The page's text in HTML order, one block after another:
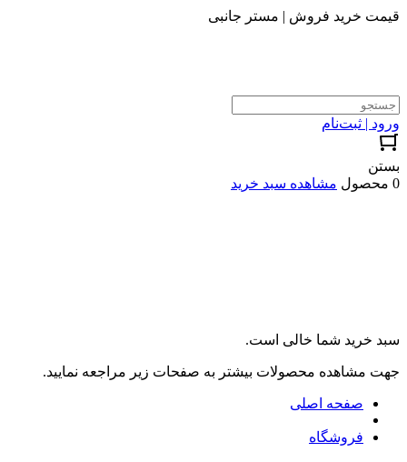
قیمت خرید فروش | مستر جانبی
ورود | ثبت‌نام
بستن
0 محصول
مشاهده سبد خرید
سبد خرید شما خالی است.
جهت مشاهده محصولات بیشتر به صفحات زیر مراجعه نمایید.
صفحه اصلی
فروشگاه